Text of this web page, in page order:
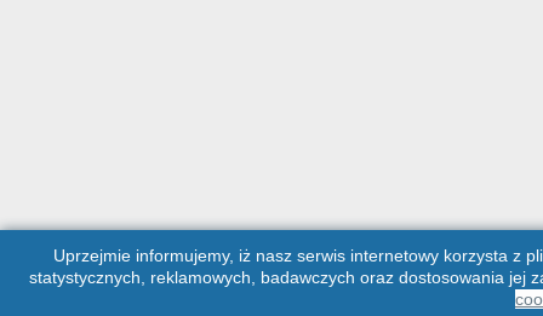
Uprzejmie informujemy, iż nasz serwis internetowy korzysta z
statystycznych, reklamowych, badawczych oraz dostosowania jej